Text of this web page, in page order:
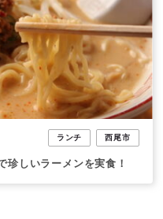
ランチ 西尾市
珍しいラーメンを実食！